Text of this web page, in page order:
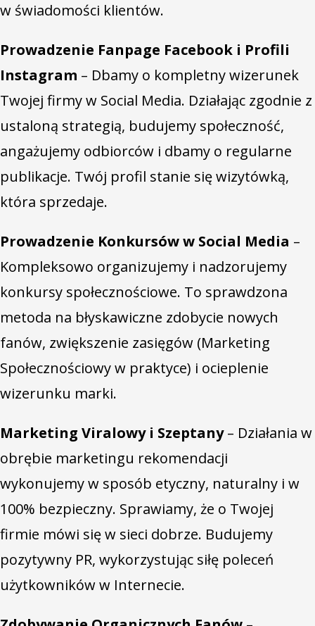
w świadomości klientów.
Prowadzenie Fanpage Facebook i Profili
Instagram – Dbamy o kompletny wizerunek
Twojej firmy w Social Media. Działając zgodnie z
ustaloną strategią, budujemy społeczność,
angażujemy odbiorców i dbamy o regularne
publikacje. Twój profil stanie się wizytówką,
która sprzedaje.
Prowadzenie Konkursów w Social Media –
Kompleksowo organizujemy i nadzorujemy
konkursy społecznościowe. To sprawdzona
metoda na błyskawiczne zdobycie nowych
fanów, zwiększenie zasięgów (Marketing
Społecznościowy w praktyce) i ocieplenie
wizerunku marki.
Marketing Viralowy i Szeptany– Działania w
obrębie marketingu rekomendacji
wykonujemy w sposób etyczny, naturalny i w
100% bezpieczny. Sprawiamy, że o Twojej
firmie mówi się w sieci dobrze. Budujemy
pozytywny PR, wykorzystując siłę poleceń
użytkowników w Internecie.